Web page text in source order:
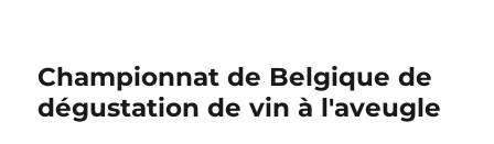
Championnat de Belgique de
dégustation de vin à l'aveugle